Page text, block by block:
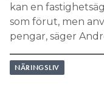
kan en
som förut, men
pengar, säger
NÄRINGSLIV